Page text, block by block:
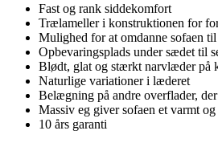
Fast og rank siddekomfort
Trælameller i konstruktionen for
Mulighed for at omdanne sofaen
Opbevaringsplads under sædet til
Blødt, glat og stærkt narvlæder på
Naturlige variationer i læderet
Belægning på andre overflader,
Massiv eg giver sofaen et varmt
10 års garanti